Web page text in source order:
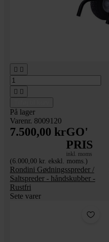
 
 
På lager
Varenr. 8009120
7.500,00 krGO'
PRIS
inkl. moms
(6.000,00 kr. ekskl. moms.)
Rondini Gødningsspreder /
Saltspreder - håndskubber -
Rustfri
Sete varer